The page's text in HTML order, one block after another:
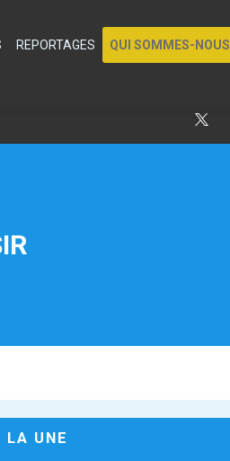
REPORTAGES QUI SOMMES-NOUS
LA UNE